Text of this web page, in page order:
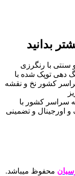
بدانید
سنتی با رنگرزی
نمره ۲۰ بدون رنگ دهی توپک شده با
کشور نخ و نقشه
سراسر کشور با
اورجینال و تضمینی
محفوظ میباشد.